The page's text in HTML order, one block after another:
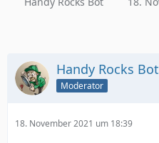
Handy Rocks Bot
Moderator
18. November 2021 um 18:39